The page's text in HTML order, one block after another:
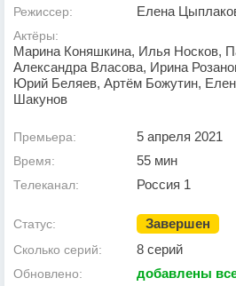
Режиссер: Елена
Актёры:
Марина Коняшкина, Илья Носков,
Александра Власова, Ирина
Юрий Беляев, Артём Божутин,
Шакунов
Премьера: 5 апреля 2021
Время: 55 мин
Телеканал: Россия 1
Статус: Завершен
Сколько серий: 8 серий
Обновлено: добавлены